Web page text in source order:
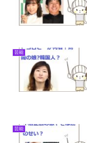
芸能
芸能